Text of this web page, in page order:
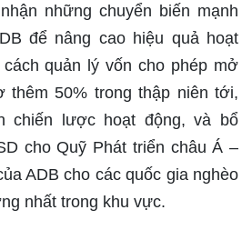
những chuyển biến mạnh
để nâng cao hiệu quả hoạt
quản lý vốn cho phép mở
thêm 50% trong thập niên tới,
chiến lược hoạt động, và bổ
cho Quỹ Phát triển châu Á –
ADB cho các quốc gia nghèo
nhất trong khu vực.